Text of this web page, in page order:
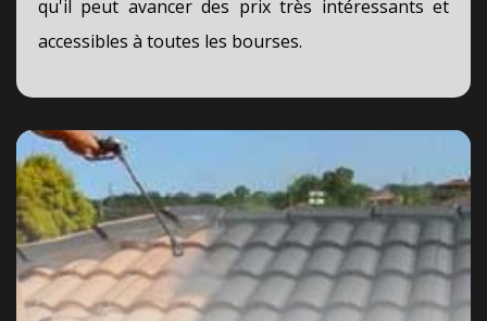
qu'il peut avancer des prix très intéressants et
accessibles à toutes les bourses.